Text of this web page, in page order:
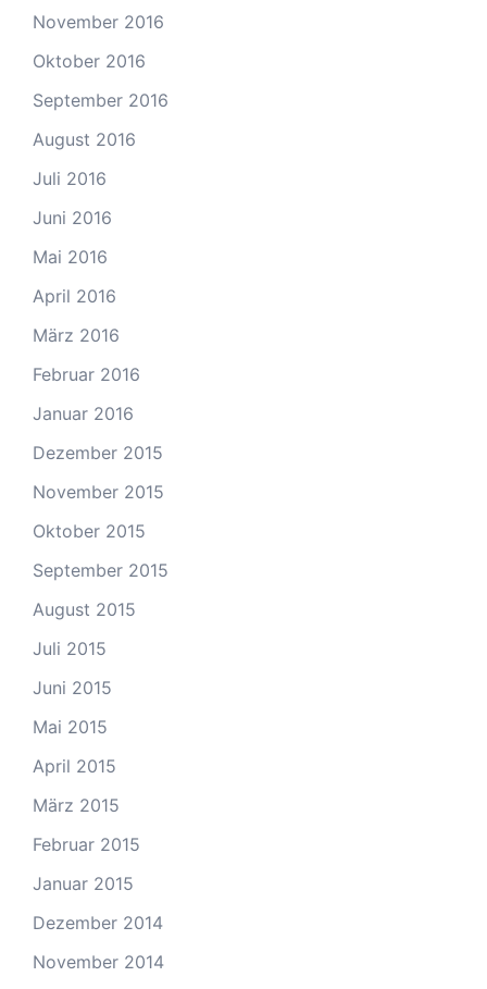
November 2016
Oktober 2016
September 2016
August 2016
Juli 2016
Juni 2016
Mai 2016
April 2016
März 2016
Februar 2016
Januar 2016
Dezember 2015
November 2015
Oktober 2015
September 2015
August 2015
Juli 2015
Juni 2015
Mai 2015
April 2015
März 2015
Februar 2015
Januar 2015
Dezember 2014
November 2014